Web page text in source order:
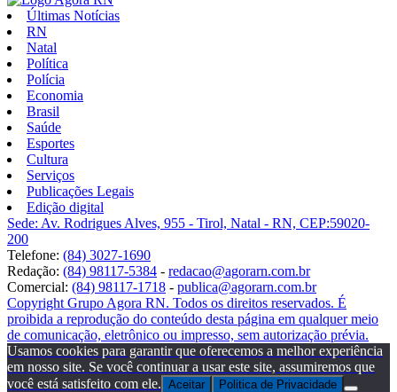
Últimas Notícias
RN
Natal
Política
Polícia
Economia
Brasil
Saúde
Esportes
Cultura
Serviços
Publicações Legais
Edição digital
Sede: Av. Rodrigues Alves, 955 - Tirol, Natal - RN, CEP:59020-
200
Telefone: (84) 3027-1690
Redação: (84) 98117-5384 - redacao@agorarn.com.br
Comercial: (84) 98117-1718 - publica@agorarn.com.br
Copyright Grupo Agora RN. Todos os direitos reservados. É
proibida a reprodução do conteúdo desta página em qualquer meio
de comunicação, eletrônico ou impresso, sem autorização prévia.
Usamos cookies para garantir que oferecemos a melhor experiência
em nosso site. Se você continuar a usar este site, assumiremos que
você está satisfeito com ele. Aceitar Politica de Privacidade